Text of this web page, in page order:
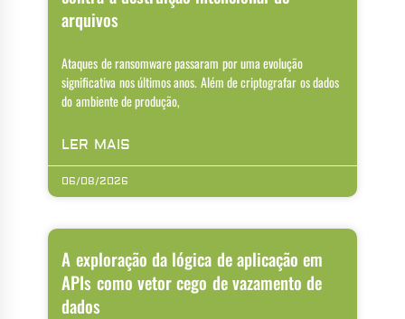
arquivos
Ataques de ransomware passaram por uma evolução
significativa nos últimos anos. Além de criptografar os dados
do ambiente de produção,
LER MAIS
06/08/2026
A exploração da lógica de aplicação em
APIs como vetor cego de vazamento de
dados